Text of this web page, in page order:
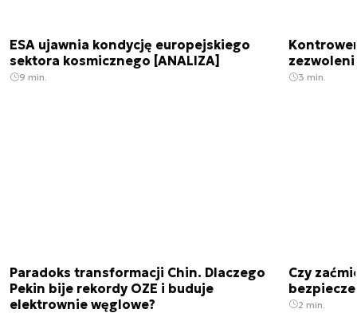
ESA ujawnia kondycję europejskiego
sektora kosmicznego [ANALIZA]
9 min. 3 min.
Paradoks transformacji Chin. Dlaczego
Pekin bije rekordy OZE i buduje
elektrownie węglowe?
Czy
2 min.